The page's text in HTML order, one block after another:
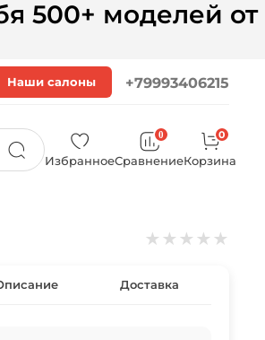
500+ моделей от
Наши салоны +79993406215
Избранное
0
Сравнение
0
Корзина
★ ★ ★ ★ ★
Доставка